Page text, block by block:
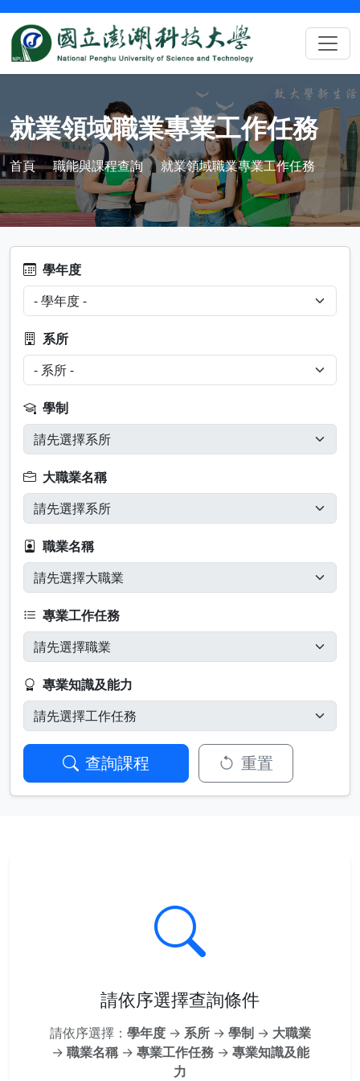
就業領域職業專業工作任務
首頁 職能與課程查詢 就業領域職業專業工作任務
學年度
系所
學制
大職業名稱
職業名稱
專業工作任務
專業知識及能力
查詢課程 重置
請依序選擇查詢條件
請依序選擇： 學年度→ 系所→ 學制→ 大職業
→ 職業名稱→ 專業工作任務→ 專業知識及能
力